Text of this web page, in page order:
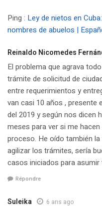
Ping : Ley de nietos en
nombres de abuelos |
Reinaldo Nicomedes
El problema que agrava
trámite de solicitud de
entre requerimientos y
van casi 10 años , presente
del 2019 y según nos dicen
meses para ver si me
proceso. He oído también
agilizar los trámites, sería
casos iniciados para
Répondre
Suleika 6 ans ago